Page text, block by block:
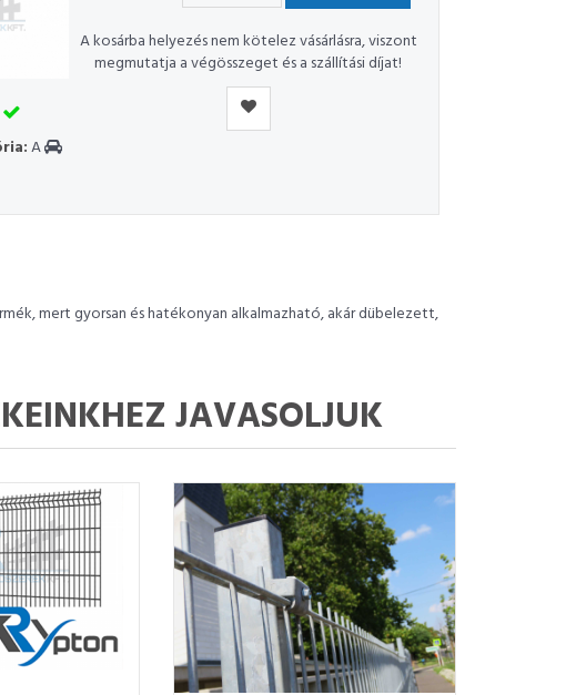
A
A kosárba helyezés nem kötelez vásárlásra, viszont
megmutatja a végösszeget és a szállítási díjat!
mert gyorsan és hatékonyan alkalmazható, akár dübelezett,
JAVASOLJUK